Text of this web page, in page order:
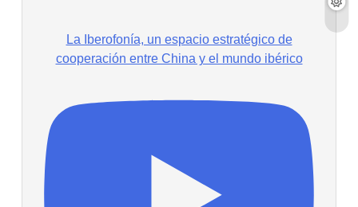
La Iberofonía, un espacio estratégico de
cooperación entre China y el mundo ibérico